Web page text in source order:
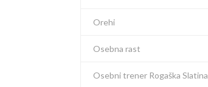
Orehi
Osebna rast
Osebni trener Rogaška Slatina